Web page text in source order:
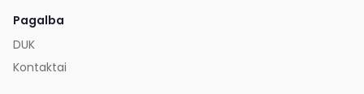
Pagalba
DUK
Kontaktai